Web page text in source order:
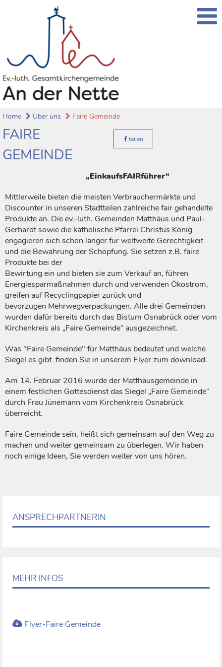
Home Über uns Faire Gemeinde
FAIRE
GEMEINDE
teilen
„EinkaufsFAIRführer“
Mittlerweile bieten die meisten Verbrauchermärkte und
Discounter in unseren Stadtteilen zahlreiche fair gehandelte
Produkte an. Die ev.-luth. Gemeinden Matthäus und Paul-
Gerhardt sowie die katholische Pfarrei Christus König
engagieren sich schon länger für weltweite Gerechtigkeit
und die Bewahrung der Schöpfung. Sie setzen z.B. faire
Produkte bei der
Bewirtung ein und bieten sie zum Verkauf an, führen
Energiesparmaßnahmen durch und verwenden Ökostrom,
greifen auf Recyclingpapier zurück und
bevorzugen Mehrwegverpackungen. Alle drei Gemeinden
wurden dafür bereits durch das Bistum Osnabrück oder vom
Kirchenkreis als „Faire Gemeinde“ ausgezeichnet.
Was "Faire Gemeinde" für Matthäus bedeutet und welche
Siegel es gibt finden Sie in unserem Flyer zum download.
Am 14. Februar 2016 wurde der Matthäusgemeinde in
einem festlichen Gottesdienst das Siegel „Faire Gemeinde“
durch Frau Jünemann vom Kirchenkreis Osnabrück
überreicht.
Faire Gemeinde sein, heißt sich gemeinsam auf den Weg zu
machen und weiter gemeinsam zu überlegen. Wir haben
noch einige Ideen, Sie werden weiter von uns hören.
ANSPRECHPARTNERIN
MEHR INFOS
Flyer-Faire Gemeinde